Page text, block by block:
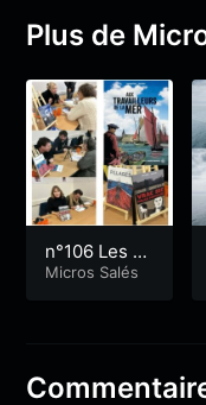
Plus de
n°106 Les h
umains et la
Micros Salés